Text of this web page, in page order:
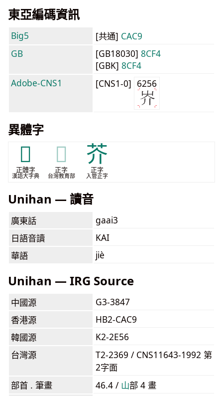
東亞編碼資訊
Big5 [共通] CAC9
GB
[GB18030] 8CF4
[GBK] 8CF4
Adobe-CNS1
[CNS1-0] 6256
異體字
𡵚
正體字
漢語大字典
𡵚
正字
台灣教育部
芥
正字
入管正字
Unihan — 讀音
廣東話
gaai3
日語音讀
KAI
華語
jiè
Unihan — IRG Source
中國源
G3-3847
香港源
HB2-CAC9
韓國源
K2-2E56
台灣源
T2-2369 / CNS11643-1992 第
2字面
部首 . 筆畫
46.4 / ⼭部 4 畫